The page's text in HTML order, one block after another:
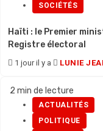
SOCIÉTÉS
Haïti : le Premier
Registre électoral
1 jour il y a LUNIE
2 min de lecture
ACTUALITÉS
POLITIQUE